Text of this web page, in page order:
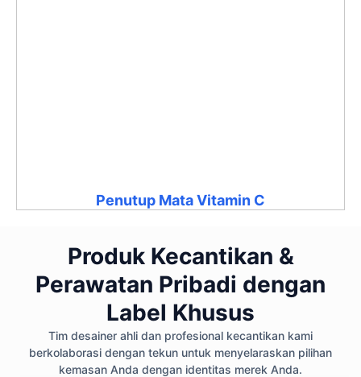
Penutup Mata Vitamin C
Produk Kecantikan &
Perawatan Pribadi dengan
Label Khusus
Tim desainer ahli dan profesional kecantikan kami
berkolaborasi dengan tekun untuk menyelaraskan pilihan
kemasan Anda dengan identitas merek Anda.